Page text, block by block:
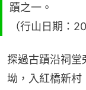
蹟之一。
（行山日期：
探過古蹟沿祠
坳，入紅橋新村